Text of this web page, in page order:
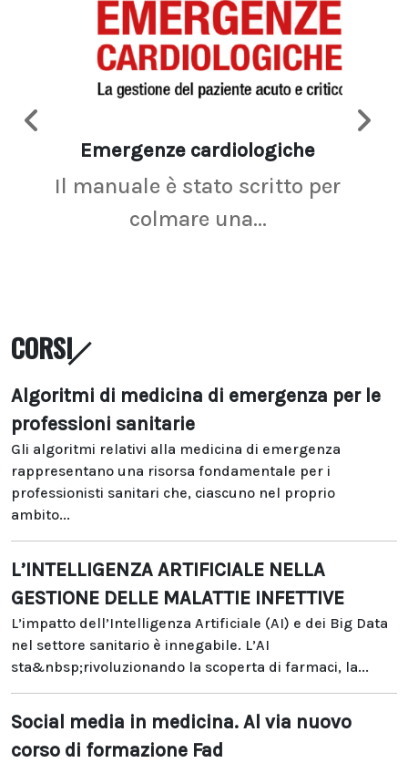
Emergenze cardiologiche
Il manuale è stato scritto per
colmare una...
CORSI
Algoritmi di medicina di emergenza per le
professioni sanitarie
Gli algoritmi relativi alla medicina di emergenza
rappresentano una risorsa fondamentale per i
professionisti sanitari che, ciascuno nel proprio
ambito...
L’INTELLIGENZA ARTIFICIALE NELLA
GESTIONE DELLE MALATTIE INFETTIVE
L’impatto dell’Intelligenza Artificiale (AI) e dei Big Data
nel settore sanitario è innegabile. L’AI
sta&nbsp;rivoluzionando la scoperta di farmaci, la...
Social media in medicina. Al via nuovo
corso di formazione Fad